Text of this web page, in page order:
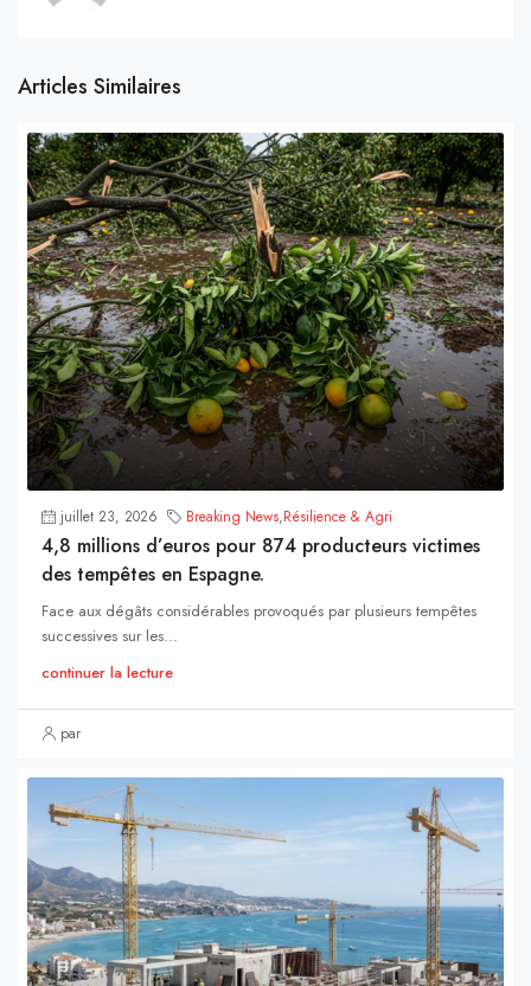
Articles Similaires
juillet 23, 2026 Breaking News,Résilience & Agri
4,8 millions d’euros pour 874 producteurs victimes
des tempêtes en Espagne.
Face aux dégâts considérables provoqués par plusieurs tempêtes
successives sur les...
continuer la lecture
par